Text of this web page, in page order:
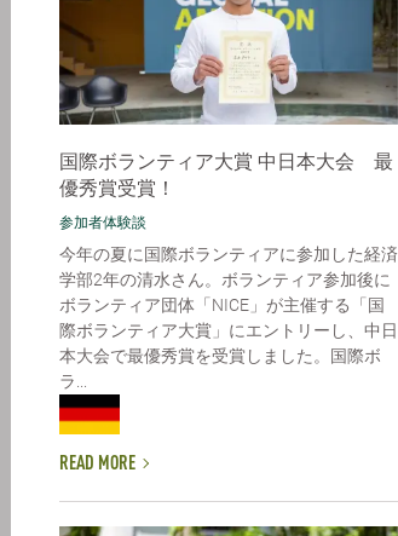
国際ボランティア大賞 中日本大会 最
優秀賞受賞！
参加者体験談
今年の夏に国際ボランティアに参加した経済
学部2年の清水さん。ボランティア参加後に
ボランティア団体「NICE」が主催する「国
際ボランティア大賞」にエントリーし、中日
本大会で最優秀賞を受賞しました。国際ボ
ラ...
READ MORE